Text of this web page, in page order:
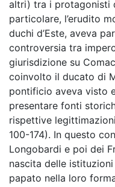
altri) tra i protagonisti
particolare, l’erudito
duchi d’Este, aveva
controversia tra
giurisdizione su
coinvolto il ducato di
pontificio aveva visto
presentare fonti
rispettive
100-174). In questo
Longobardi e poi dei
nascita delle
papato nella loro